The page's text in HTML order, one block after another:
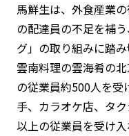
馬鮮生は、外食産業
の配達員の不足を補
グ」の取り組みに踏
雲南料理の雲海肴の
の従業員約500人を受
手、カラオケ店、タ
以上の従業員を受け